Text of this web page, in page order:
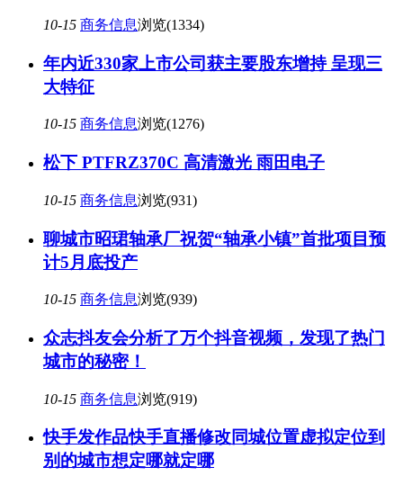
10-15 商务信息浏览(1334)
年内近330家上市公司获主要股东增持 呈现三
大特征
10-15 商务信息浏览(1276)
松下 PTFRZ370C 高清激光 雨田电子
10-15 商务信息浏览(931)
聊城市昭珺轴承厂祝贺“轴承小镇”首批项目预
计5月底投产
10-15 商务信息浏览(939)
众志抖友会分析了万个抖音视频，发现了热门
城市的秘密！
10-15 商务信息浏览(919)
快手发作品快手直播修改同城位置虚拟定位到
别的城市想定哪就定哪